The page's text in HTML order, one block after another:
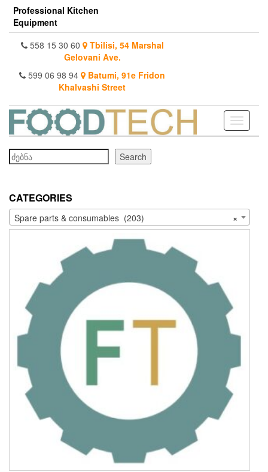
Skip
the
content
Professional Kitchen
Equipment
558 15 30 60
Tbilisi, 54 Marshal
Gelovani Ave.
599 06 98 94
Batumi, 91e Fridon
Khalvashi Street
Toggle
Search
Search
CATEGORIES
×
Spare parts & consumables (203)